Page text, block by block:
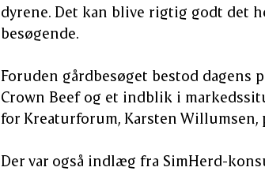
dyrene. Det kan blive rigtig godt det
besøgende.
Foruden gårdbesøget bestod dagens
Crown Beef og et indblik i
for Kreaturforum, Karsten Willumsen,
Der var også indlæg fra SimHerd-